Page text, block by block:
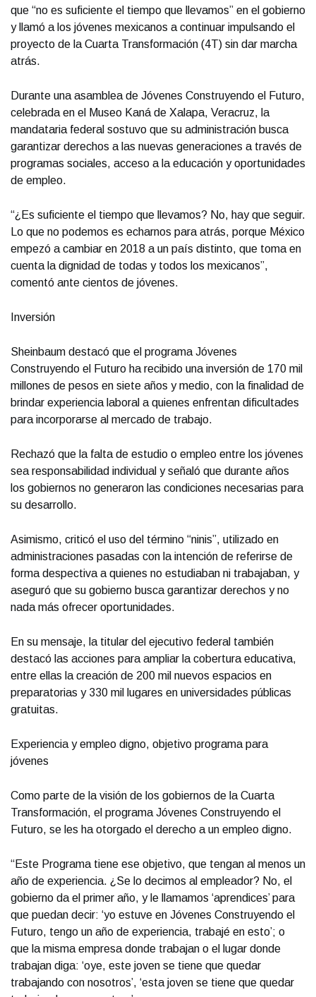
que “no es suficiente el tiempo que llevamos” en el gobierno
y llamó a los jóvenes mexicanos a continuar impulsando el
proyecto de la Cuarta Transformación (4T) sin dar marcha
atrás.
Durante una asamblea de Jóvenes Construyendo el Futuro,
celebrada en el Museo Kaná de Xalapa, Veracruz, la
mandataria federal sostuvo que su administración busca
garantizar derechos a las nuevas generaciones a través de
programas sociales, acceso a la educación y oportunidades
de empleo.
“¿Es suficiente el tiempo que llevamos? No, hay que seguir.
Lo que no podemos es echarnos para atrás, porque México
empezó a cambiar en 2018 a un país distinto, que toma en
cuenta la dignidad de todas y todos los mexicanos”,
comentó ante cientos de jóvenes.
Inversión
Sheinbaum destacó que el programa Jóvenes
Construyendo el Futuro ha recibido una inversión de 170 mil
millones de pesos en siete años y medio, con la finalidad de
brindar experiencia laboral a quienes enfrentan dificultades
para incorporarse al mercado de trabajo.
Rechazó que la falta de estudio o empleo entre los jóvenes
sea responsabilidad individual y señaló que durante años
los gobiernos no generaron las condiciones necesarias para
su desarrollo.
Asimismo, criticó el uso del término “ninis”, utilizado en
administraciones pasadas con la intención de referirse de
forma despectiva a quienes no estudiaban ni trabajaban, y
aseguró que su gobierno busca garantizar derechos y no
nada más ofrecer oportunidades.
En su mensaje, la titular del ejecutivo federal también
destacó las acciones para ampliar la cobertura educativa,
entre ellas la creación de 200 mil nuevos espacios en
preparatorias y 330 mil lugares en universidades públicas
gratuitas.
Experiencia y empleo digno, objetivo programa para
jóvenes
Como parte de la visión de los gobiernos de la Cuarta
Transformación, el programa Jóvenes Construyendo el
Futuro, se les ha otorgado el derecho a un empleo digno.
“Este Programa tiene ese objetivo, que tengan al menos un
año de experiencia. ¿Se lo decimos al empleador? No, el
gobierno da el primer año, y le llamamos ‘aprendices’ para
que puedan decir: ‘yo estuve en Jóvenes Construyendo el
Futuro, tengo un año de experiencia, trabajé en esto’; o
que la misma empresa donde trabajan o el lugar donde
trabajan diga: ‘oye, este joven se tiene que quedar
trabajando con nosotros’, ‘esta joven se tiene que quedar